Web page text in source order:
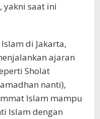
yakni saat ini
di Jakarta,
ajaran
Sholat
nanti),
Islam mampu
Islam dengan